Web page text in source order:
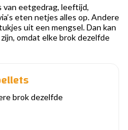
van eetgedrag, leeftijd,
eten netjes alles op. Andere
uit een mengsel. Dan kan
omdat elke brok dezelfde
brok dezelfde